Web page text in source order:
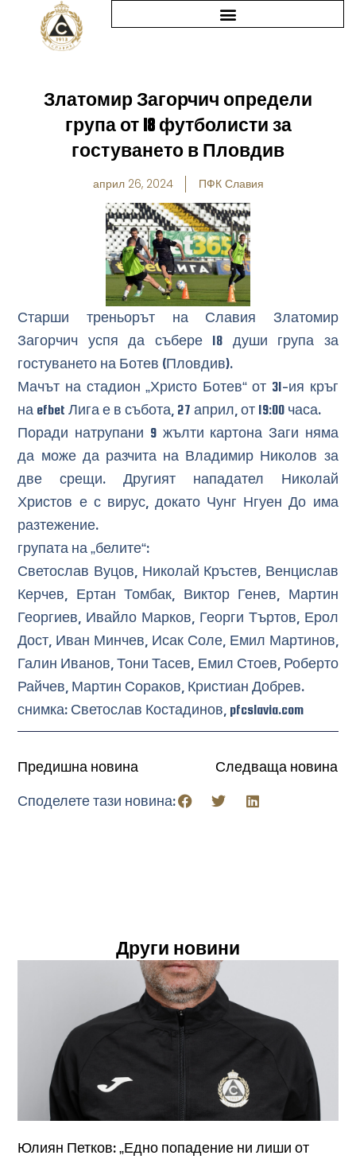
Златомир Загорчич определи
група от 18 футболисти за
гостуването в Пловдив
април 26, 2024 ПФК Славия
Старши треньорът на Славия Златомир
Загорчич успя да събере 18 души група за
гостуването на Ботев (Пловдив).
Мачът на стадион „Христо Ботев“ от 31-ия кръг
на efbet Лига е в събота, 27 април, от 19:00 часа.
Поради натрупани 9 жълти картона Заги няма
да може да разчита на Владимир Николов за
две срещи. Другият нападател Николай
Христов е с вирус, докато Чунг Нгуен До има
разтежение.
групата на „белите“:
Светослав Вуцов, Николай Кръстев, Венцислав
Керчев, Ертан Томбак, Виктор Генев, Мартин
Георгиев, Ивайло Марков, Георги Търтов, Ерол
Дост, Иван Минчев, Исак Соле, Емил Мартинов,
Галин Иванов, Тони Тасев, Емил Стоев, Роберто
Райчев, Мартин Сораков, Кристиан Добрев.
снимка: Светослав Костадинов, pfcslavia.com
Предишна новина Следваща новина
Споделете тази новина:
Други новини
Юлиян Петков: „Едно попадение ни лиши от